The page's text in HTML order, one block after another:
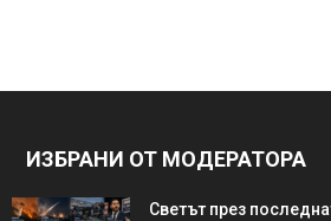
ИЗБРАНИ ОТ МОДЕРАТОРА
Светът през